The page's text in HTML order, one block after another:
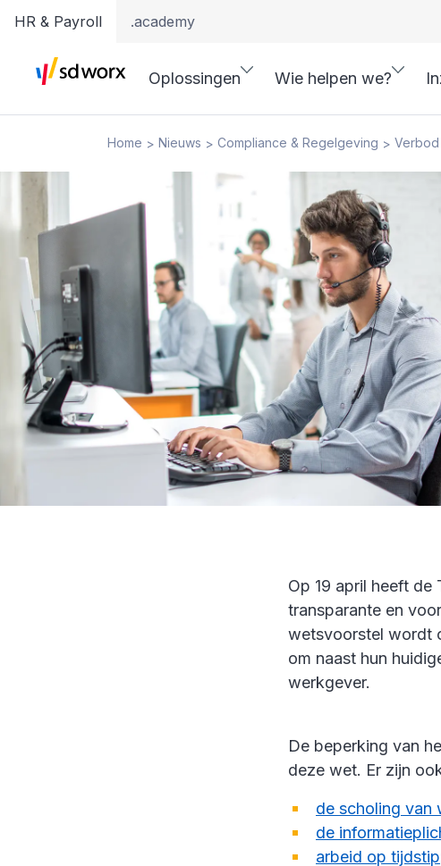
HR & Payroll .academy
Oplossingen Wie helpen we?
Home > Nieuws > Compliance & Regelgeving > Verbod
Op 19 april heeft de
transparante en
wetsvoorstel wordt
om naast hun
werkgever.
De beperking van
deze wet. Er zijn
de scholing van
de
arbeid op